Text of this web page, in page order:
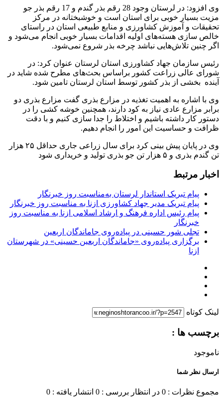
وی افزود: در لرستان وجود 28 رقم بذر گندم و 17 رقم بذر جو
مزیت بسیار خوبی برای استان است و خوشبختانه در مرکز
تحقیقات و آموزش کشاورزی و منابع طبیعی استان در راستای
خالص سازی هسته‌های اولیه اقدامات بسیار خوبی انجام می‌شود و
اگر چنین تلاش‌هایی نباشد چرخه بذر شروع نمی‌شود.
رئیس سازمان جهاد کشاورزی استان لرستان عنوان کرد: در
شورای عالی زراعت کشور براساس بحث‌های مطرح شده شاید در
آینده بخشی از بذر کشور توسط استان لرستان تامین شود.
وی با اشاره به اهمیت تغذیه در مزارع بذری گفت مزارع بذری دو
برابر مزارع عادی نیاز به کود دارند، همچنین خوشه کشی را در
دستور کار داشته باشیم و اختلاط را جدا سازی کنیم و با دقت
ظرافت و حساسیت این امور را انجام دهیم.
وی در پایان پیش بینی کرد برای سال زراعی جاری حداقل ۲۵ هزار
تن گندم بذری و ۵ هزار تن جو بذری تولید و خریداری شود
اخبار مرتبط
پیام تبریک استاندار لرستان به‌مناسبت روز خبرنگار
پیام تبریک مدیر جهاد کشاورزی ازنا به مناسبت روز خبرنگار
پیام رئیس اداره فرهنگ و ارشاد اسلامی ازنا به مناسبت روز
خبرنگار
تجلی شور حسینی در پیاده‌روی جاماندگان اربعین
برگزاری پیاده‌روی «جاماندگان اربعین حسینی» در شهرستان
ازنا
لینک کوتاه
برچسب ها :
ناموجود
ارسال نظر شما
مجموع نظرات : 0 در انتظار بررسی : 0 انتشار یافته : 0